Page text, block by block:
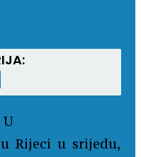
U
Rijeci u srijedu,